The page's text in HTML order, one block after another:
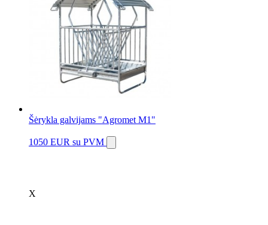
Šėrykla galvijams "Agromet M1"
1050 EUR su PVM
X